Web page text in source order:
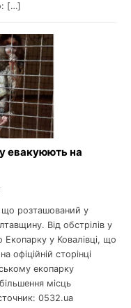
[…]
евакуюють на
що розташований у
Від обстрілів у
Екопарку у Ковалівці, що
офіційній сторінці
екопарку
місць
0532.ua